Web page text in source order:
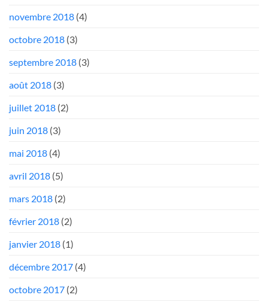
novembre 2018 (4)
octobre 2018 (3)
septembre 2018 (3)
août 2018 (3)
juillet 2018 (2)
juin 2018 (3)
mai 2018 (4)
avril 2018 (5)
mars 2018 (2)
février 2018 (2)
janvier 2018 (1)
décembre 2017 (4)
octobre 2017 (2)